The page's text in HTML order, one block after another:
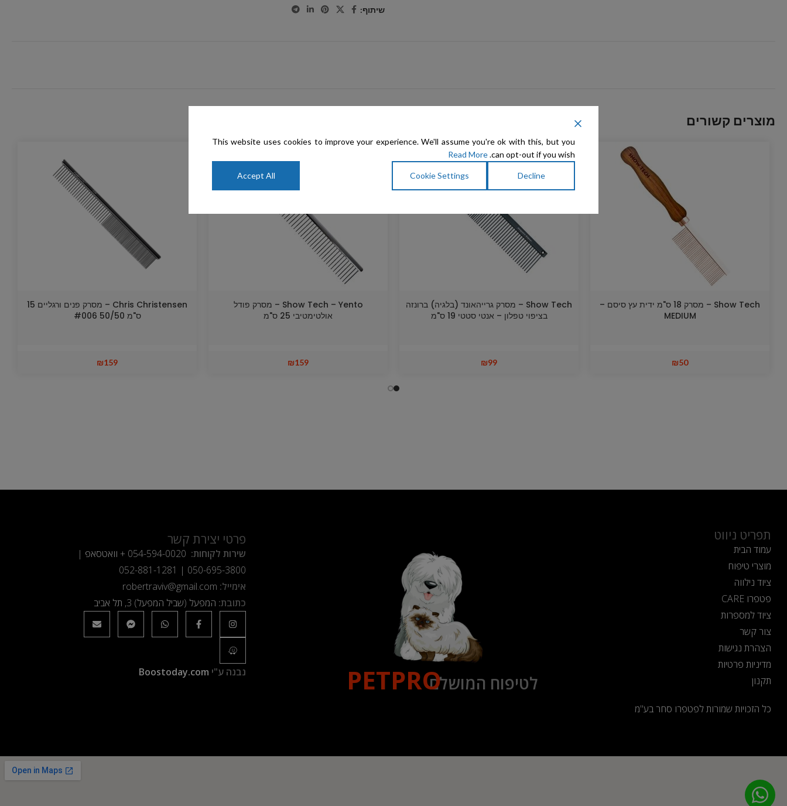
שיתוף:
מוצרים קשורים
Show Tech – מסרק 18 ס"מ ידית עץ סיסם –
MEDIUM
₪50
Show Tech – מסרק גרייהאונד (בלגיה) ברונזה
בציפוי טפלון – אנטי סטטי 19 ס"מ
₪99
Show Tech – Yento – מסרק פודל
אולטימטיבי 25 ס"מ
₪159
Chris Christensen – מסרק פנים ורגליים 15
ס"מ 50/50 #006
₪159
תפריט ניווט
עמוד הבית
מוצרי טיפוח
ציוד נילווה
פטפרו CARE
ציוד למספרות
צור קשר
הצהרת נגישות
מדיניות פרטיות
תקנון
כל הזכויות שמורות לפטפרו סחר בע"מ
לטיפוח המושלםPETPRO
פרטי יצירת קשר
שירות לקוחות: 054-594-0020 + וואטסאפ |
050-695-3800
|
052-881-1281
אימייל: robertraviv@gmail.com
כתובת: המפעל (שביל המפעל) 3, תל אביב
נבנה ע"י Boostoday.com
This website uses cookies to improve your experience. We'll assume you're ok with this, but you
can opt-out if you wish.
Read More
Decline
Cookie Settings
Accept All